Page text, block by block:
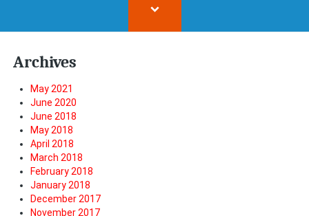
Archives
May 2021
June 2020
June 2018
May 2018
April 2018
March 2018
February 2018
January 2018
December 2017
November 2017